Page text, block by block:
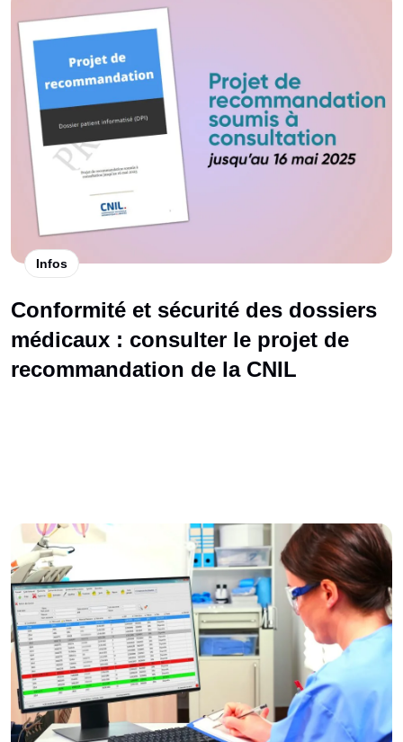
Infos
Conformité et sécurité des dossiers
médicaux : consulter le projet de
recommandation de la CNIL